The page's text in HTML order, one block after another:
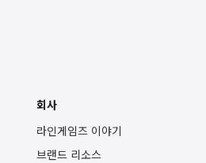
회사
라인게임즈 이야기
브랜드 리소스